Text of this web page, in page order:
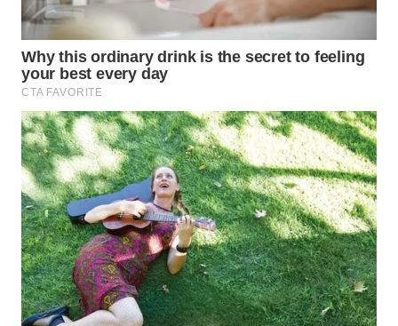
WN
INDRAMAYU
WN
KUNINGAN
WN
MAJALENGKA
WN
SUBANG
WN
SUKABUMI